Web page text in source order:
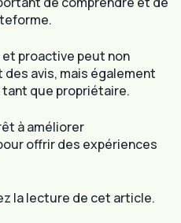
proactive peut non
des avis, mais également
que propriétaire.
à améliorer
offrir des expériences
la lecture de cet article.